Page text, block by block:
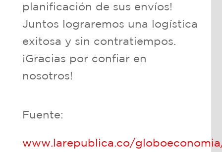
planificación de sus envíos!
Juntos lograremos una logística
exitosa y sin contratiempos.
¡Gracias por confiar en
nosotros!
Fuente:
www.larepublica.co/